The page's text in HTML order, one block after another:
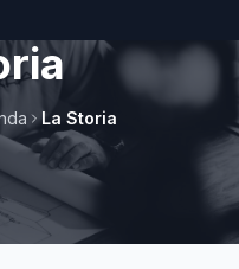
La Storia